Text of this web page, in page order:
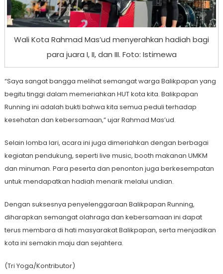
Wali Kota Rahmad Mas’ud menyerahkan hadiah bagi
para juara I, II, dan III. Foto: Istimewa
“Saya sangat bangga melihat semangat warga Balikpapan yang
begitu tinggi dalam memeriahkan HUT kota kita. Balikpapan
Running ini adalah bukti bahwa kita semua peduli terhadap
kesehatan dan kebersamaan,” ujar Rahmad Mas’ud.
Selain lomba lari, acara ini juga dimeriahkan dengan berbagai
kegiatan pendukung, seperti live music, booth makanan UMKM
dan minuman. Para peserta dan penonton juga berkesempatan
untuk mendapatkan hadiah menarik melalui undian.
Dengan suksesnya penyelenggaraan Balikpapan Running,
diharapkan semangat olahraga dan kebersamaan ini dapat
terus membara di hati masyarakat Balikpapan, serta menjadikan
kota ini semakin maju dan sejahtera.
(Tri Yoga/Kontributor)